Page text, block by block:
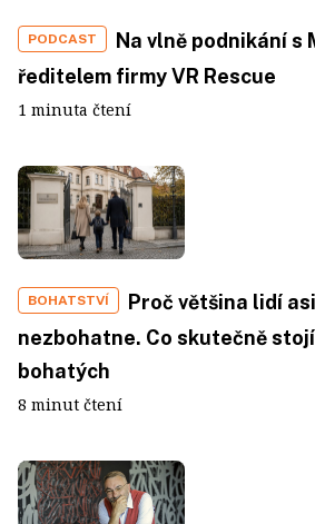
PODCAST
Na vlně podnikání s
ředitelem firmy VR Rescue
1 minuta čtení
BOHATSTVÍ
Proč většina lidí
nezbohatne. Co skutečně
bohatých
8 minut čtení